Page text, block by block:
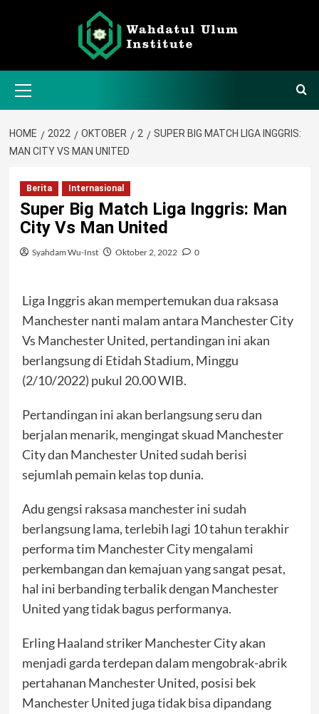
Menu
HOME 2022 OKTOBER 2
SUPER BIG MATCH LIGA INGGRIS:
MAN CITY VS MAN UNITED
Berita Internasional
Super Big Match Liga Inggris: Man
City Vs Man United
Syahdam Wu-Inst Oktober 2, 2022 0
Liga Inggris akan mempertemukan dua raksasa
Manchester nanti malam antara Manchester City
Vs Manchester United, pertandingan ini akan
berlangsung di Etidah Stadium, Minggu
(2/10/2022) pukul 20.00 WIB.
Pertandingan ini akan berlangsung seru dan
berjalan menarik, mengingat skuad Manchester
City dan Manchester United sudah berisi
sejumlah pemain kelas top dunia.
Adu gengsi raksasa manchester ini sudah
berlangsung lama, terlebih lagi 10 tahun terakhir
performa tim Manchester City mengalami
perkembangan dan kemajuan yang sangat pesat,
hal ini berbanding terbalik dengan Manchester
United yang tidak bagus performanya.
Erling Haaland striker Manchester City akan
menjadi garda terdepan dalam mengobrak-abrik
pertahanan Manchester United, posisi bek
Manchester United juga tidak bisa dipandang